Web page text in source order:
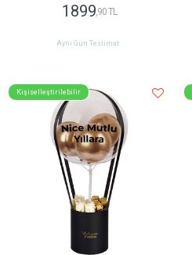
1899 ,90 TL
Aynı Gün Teslimat
Kişiselleştirilebilir